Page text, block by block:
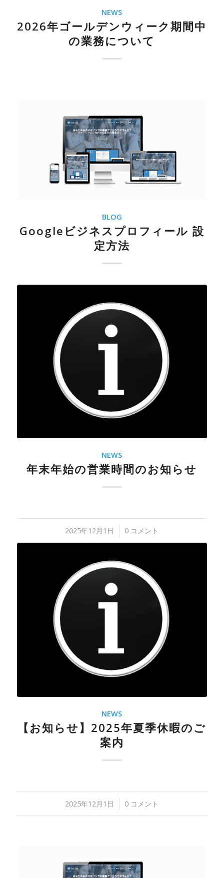
NEWS
2026年ゴールデンウィーク期間中
の業務について
BLOG
Googleビジネスプロフィール 設
定方法
NEWS
年末年始の営業時間のお知らせ
2025年12月1日
/ 0 コメント
NEWS
【お知らせ】2025年夏季休暇のご
案内
2025年12月1日
/ 0 コメント